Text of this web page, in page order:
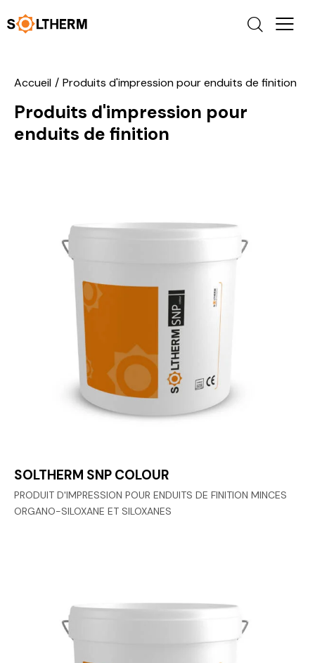
Accueil Produits d'impression pour enduits de finition
Produits d'impression pour
enduits de finition
SOLTHERM SNP COLOUR
PRODUIT D'IMPRESSION POUR ENDUITS DE FINITION MINCES
ORGANO-SILOXANE ET SILOXANES